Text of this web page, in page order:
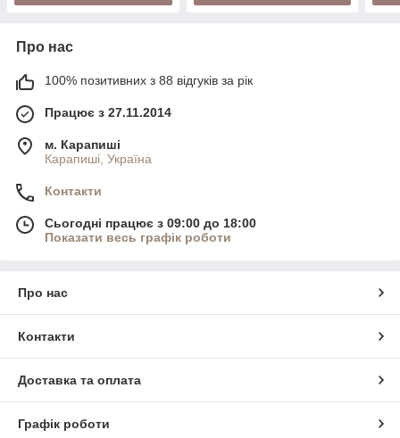
Про нас
100% позитивних з 88 відгуків за рік
Працює з 27.11.2014
м. Карапиші
Карапиші, Україна
Контакти
Сьогодні працює з 09:00 до 18:00
Показати весь графік роботи
Про нас
Контакти
Доставка та оплата
Графік роботи